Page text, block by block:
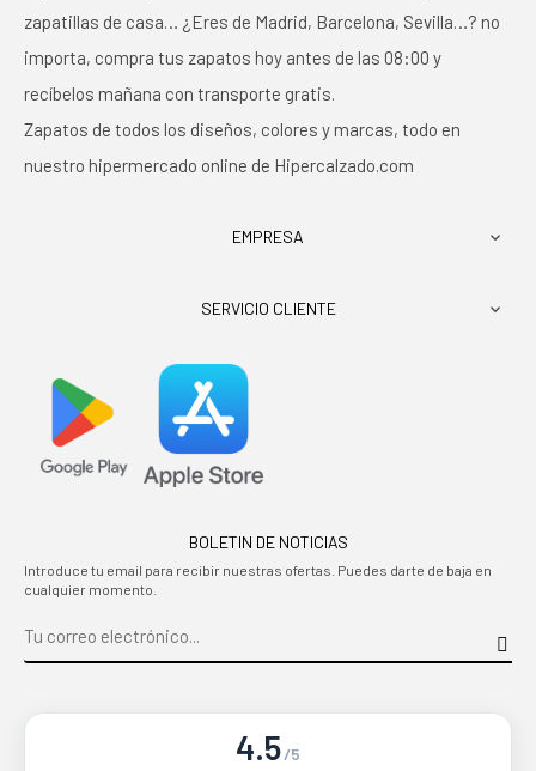
zapatillas de casa… ¿Eres de Madrid, Barcelona, Sevilla…? no
importa, compra tus zapatos hoy antes de las 08:00 y
recíbelos mañana con transporte gratis.
Zapatos de todos los diseños, colores y marcas, todo en
nuestro hipermercado online de Hipercalzado.com
EMPRESA 
SERVICIO CLIENTE 
BOLETIN DE NOTICIAS
Introduce tu email para recibir nuestras ofertas. Puedes darte de baja en
cualquier momento.
4.5/5